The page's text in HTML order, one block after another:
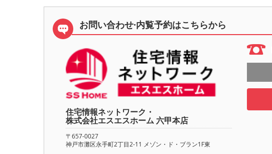
お問い合わせ·内覧予約はこちらから
住宅情報ネットワーク・
株式会社エスエスホーム 六甲本店
〒657-0027
神戸市灘区永手町2丁目2-11 メゾン・ド・ブラン1F東